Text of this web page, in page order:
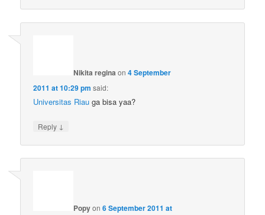
Nikita regina on4 September
2011 at 10:29 pm said:
Universitas Riau ga bisa yaa?
Reply ↓
Popyon6 September 2011 at